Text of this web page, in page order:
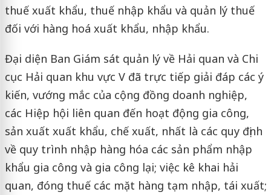
thuế xuất khẩu, thuế nhập khẩu và quản lý thuế
đối với hàng hoá xuất khẩu, nhập khẩu.
Đại diện Ban Giám sát quản lý về Hải quan và Chi
cục Hải quan khu vực V đã trực tiếp giải đáp các ý
kiến, vướng mắc của cộng đồng doanh nghiệp,
các Hiệp hội liên quan đến hoạt động gia công,
sản xuất xuất khẩu, chế xuất, nhất là các quy định
về quy trình nhập hàng hóa các sản phẩm nhập
khẩu gia công và gia công lại; việc kê khai hải
quan, đóng thuế các mặt hàng tạm nhập, tái xuất;